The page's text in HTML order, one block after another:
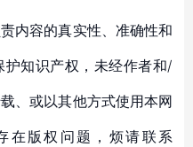
内容的真实性、准确性和
知识产权，未经作者和/
、或以其他方式使用本网
在版权问题，烦请联系